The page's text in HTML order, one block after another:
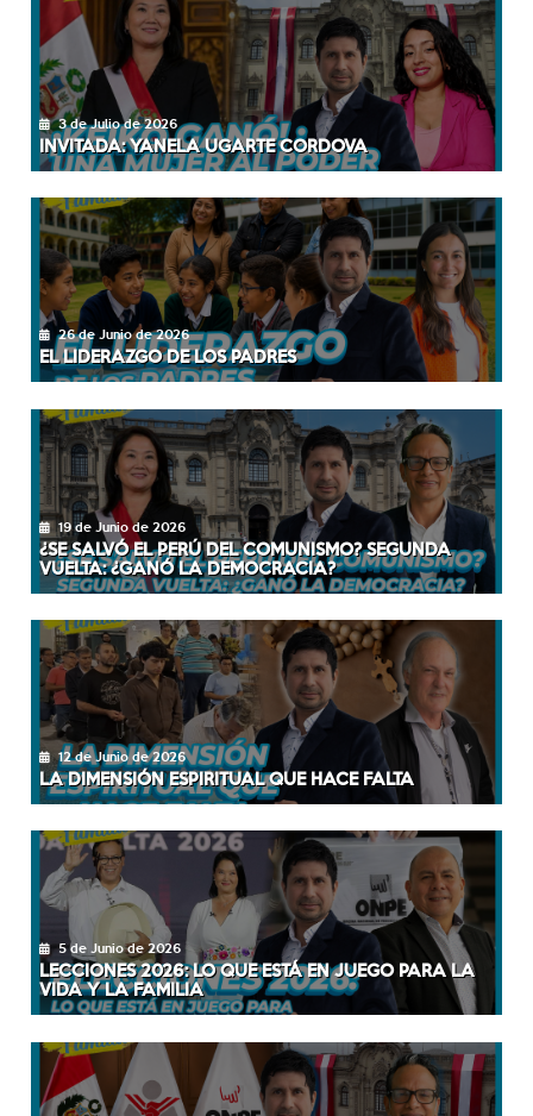
3 de Julio de 2026
INVITADA: YANELA UGARTE CORDOVA
26 de Junio de 2026
EL LIDERAZGO DE LOS PADRES
19 de Junio de 2026
¿SE SALVÓ EL PERÚ DEL COMUNISMO? SEGUNDA
VUELTA: ¿GANÓ LA DEMOCRACIA?
12 de Junio de 2026
LA DIMENSIÓN ESPIRITUAL QUE HACE FALTA
5 de Junio de 2026
LECCIONES 2026: LO QUE ESTÁ EN JUEGO PARA LA
VIDA Y LA FAMILIA